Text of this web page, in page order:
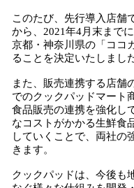
このたび、先行導入店舗
から、2021年4月末まで
京都・神奈川県の「ココ
ることを決定いたしまし
また、販売連携する店舗
でのクックパッドマート
食品販売の連携を強化し
なコストがかかる生鮮食
していくことで、両社の
きます。
クックパッドは、今後も